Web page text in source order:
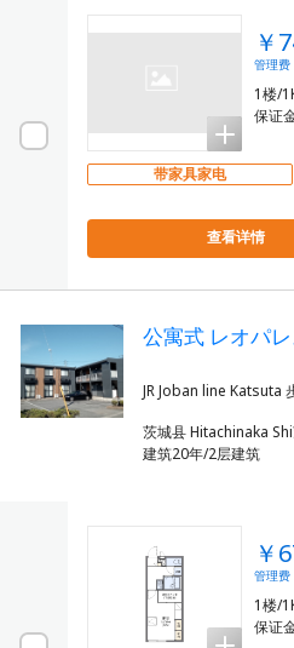
￥
管理费
1楼/
保证
带家具家电
查看详情
公寓式 レオパ
茨城县 Hitachinaka
建筑20年/2层建筑
￥
管理费
1楼/
保证